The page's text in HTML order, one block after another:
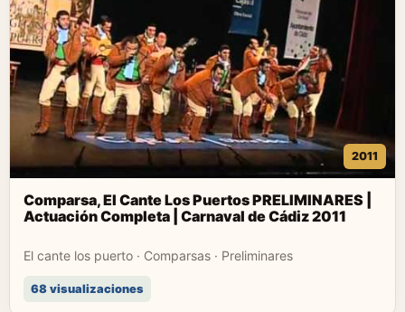
2011
Comparsa, El Cante Los Puertos PRELIMINARES |
Actuación Completa | Carnaval de Cádiz 2011
El cante los puerto · Comparsas · Preliminares
68 visualizaciones